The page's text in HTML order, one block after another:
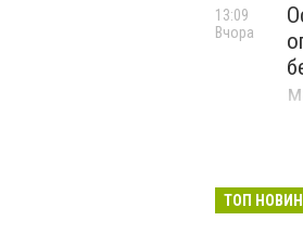
13:09
Вчора
ТОП